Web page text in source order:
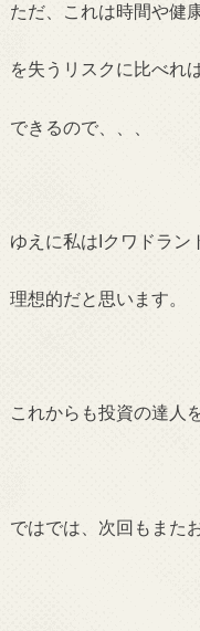
ただ、これは時間や健
を失うリスクに比べれ
できるので、、、
ゆえに私はIクワドラン
理想的だと思います。
これからも投資の達人
ではでは、次回もまた